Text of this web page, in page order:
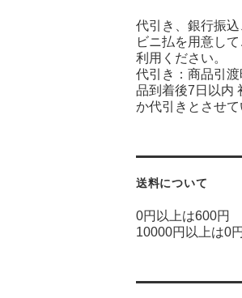
代引き、銀行振
ビニ払を用意し
利用ください。
代引き：商品引
品到着後7日以内
か代引きとさせて
送料について
0円以上は600円
10000円以上は0円